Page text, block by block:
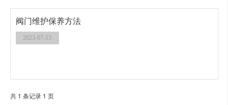
阀门维护保养方法
2023-07-13
共 1 条记录 1 页